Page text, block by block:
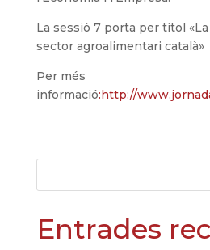
La sessió 7 porta per títol
sector agroalimentari català»
Per més
informació:http://
Entrades